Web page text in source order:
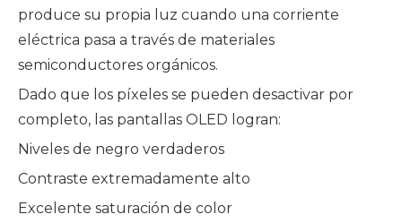
produce su propia luz cuando una corriente
eléctrica pasa a través de materiales
semiconductores orgánicos.
Dado que los píxeles se pueden desactivar por
completo, las pantallas OLED logran:
Niveles de negro verdaderos
Contraste extremadamente alto
Excelente saturación de color